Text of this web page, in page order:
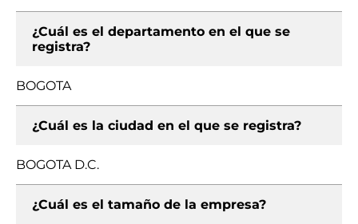
¿Cuál es el departamento en el que se
registra?
BOGOTA
¿Cuál es la ciudad en el que se registra?
BOGOTA D.C.
¿Cuál es el tamaño de la empresa?